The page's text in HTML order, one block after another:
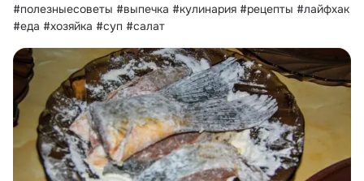
#полезныесоветы #выпечка #кулинария #рецепты #лайфхак
#еда #хозяйка #суп #салат